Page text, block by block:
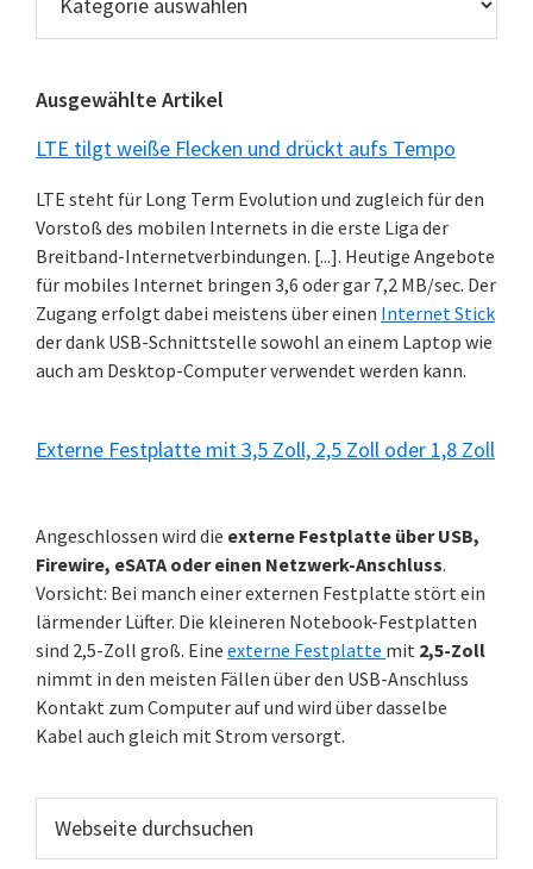
News
Kategorien
Ausgewählte Artikel
LTE tilgt weiße Flecken und drückt aufs Tempo
LTE steht für Long Term Evolution und zugleich für den
Vorstoß des mobilen Internets in die erste Liga der
Breitband-Internetverbindungen. [...]. Heutige Angebote
für mobiles Internet bringen 3,6 oder gar 7,2 MB/sec. Der
Zugang erfolgt dabei meistens über einen Internet Stick
der dank USB-Schnittstelle sowohl an einem Laptop wie
auch am Desktop-Computer verwendet werden kann.
Externe Festplatte mit 3,5 Zoll, 2,5 Zoll oder 1,8 Zoll
Angeschlossen wird die externe Festplatte über USB,
Firewire, eSATA oder einen Netzwerk-Anschluss.
Vorsicht: Bei manch einer externen Festplatte stört ein
lärmender Lüfter. Die kleineren Notebook-Festplatten
sind 2,5-Zoll groß. Eine externe Festplatte mit 2,5-Zoll
nimmt in den meisten Fällen über den USB-Anschluss
Kontakt zum Computer auf und wird über dasselbe
Kabel auch gleich mit Strom versorgt.
durchsuchen